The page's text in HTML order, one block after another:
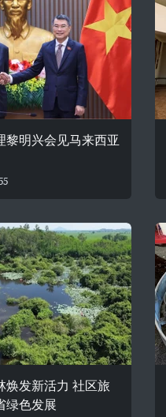
黎明兴会见马来西亚
焕发新活力 社区旅
绿色发展